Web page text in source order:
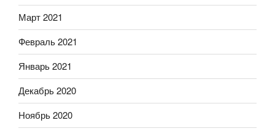
Март 2021
Февраль 2021
Январь 2021
Декабрь 2020
Ноябрь 2020